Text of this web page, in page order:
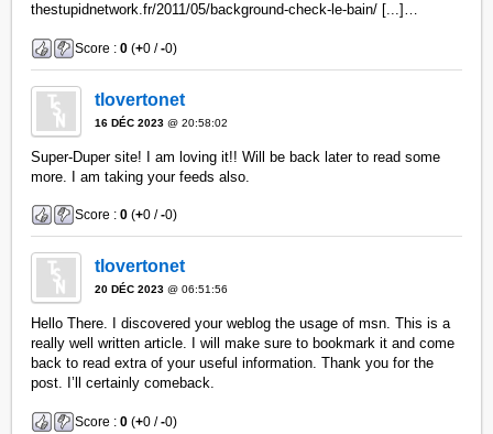
thestupidnetwork.fr/2011/05/background-check-le-bain/ [...]…
Score :0 (+0 /-0)
tlovertonet
16 DÉC 2023 @ 20:58:02
Super-Duper site! I am loving it!! Will be back later to read some
more. I am taking your feeds also.
Score :0 (+0 /-0)
tlovertonet
20 DÉC 2023 @ 06:51:56
Hello There. I discovered your weblog the usage of msn. This is a
really well written article. I will make sure to bookmark it and come
back to read extra of your useful information. Thank you for the
post. I’ll certainly comeback.
Score :0 (+0 /-0)